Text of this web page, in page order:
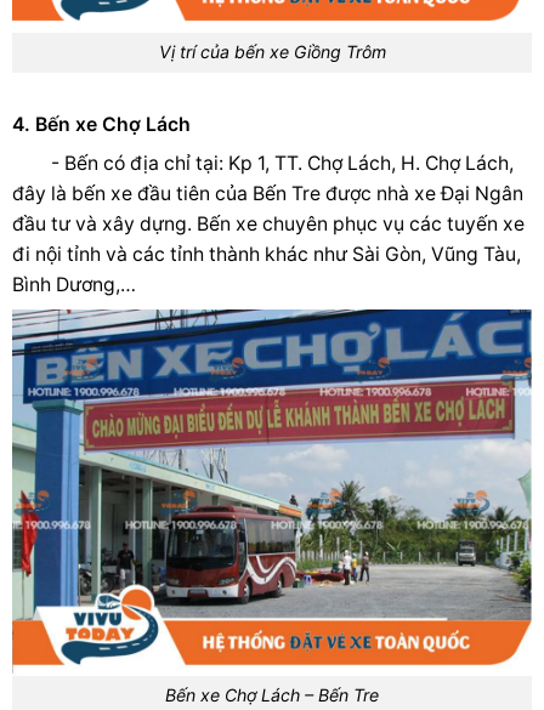
Vị trí của bến xe Giồng Trôm
4. Bến xe Chợ Lách
- Bến có địa chỉ tại: Kp 1, TT. Chợ Lách, H. Chợ Lách,
đây là bến xe đầu tiên của Bến Tre được nhà xe Đại Ngân
đầu tư và xây dựng. Bến xe chuyên phục vụ các tuyến xe
đi nội tỉnh và các tỉnh thành khác như Sài Gòn, Vũng Tàu,
Bình Dương,…
Bến xe Chợ Lách – Bến Tre